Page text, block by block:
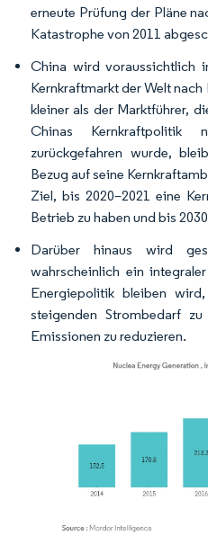
erneute Prüfung der Pläne
Katastrophe von 2011
China wird voraussichtlich
Kernkraftmarkt der Welt
kleiner als der Marktführer,
Chinas Kernkraftpolitik
zurückgefahren wurde,
Bezug auf seine
Ziel, bis 2020–2021 eine
Betrieb zu haben und bis
Darüber hinaus wird
wahrscheinlich ein
Energiepolitik bleiben
steigenden Strombedarf
Emissionen zu reduzieren.